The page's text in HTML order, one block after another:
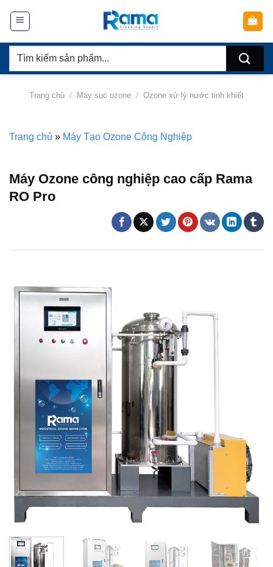
dung
Tìm
Trang chủ / Máy sục ozone / Ozone xử lý nước tinh khiết
Trang chủ » Máy Tạo Ozone Công Nghiệp
Máy Ozone công nghiệp cao cấp Rama
RO Pro